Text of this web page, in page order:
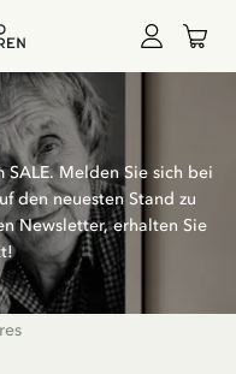
Melden Sie sich bei
den neuesten Stand zu
Newsletter, erhalten Sie